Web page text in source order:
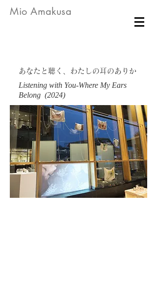
Mio Amakusa
あなたと聴く、わたしの耳のありか
Listening with You-Where My Ears
Belong (2024)